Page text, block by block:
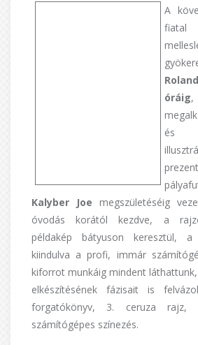
A
fiatal
Roland
óráig
és
Kalyber Joe megszületéséig
óvodás korától kezdve, a
példakép bátyuson keresztül,
kiindulva a profi, immár
kiforrot munkáig mindent
elkészítésének fázisait is
forgatókönyv, 3. ceruza
számítógépes színezés.